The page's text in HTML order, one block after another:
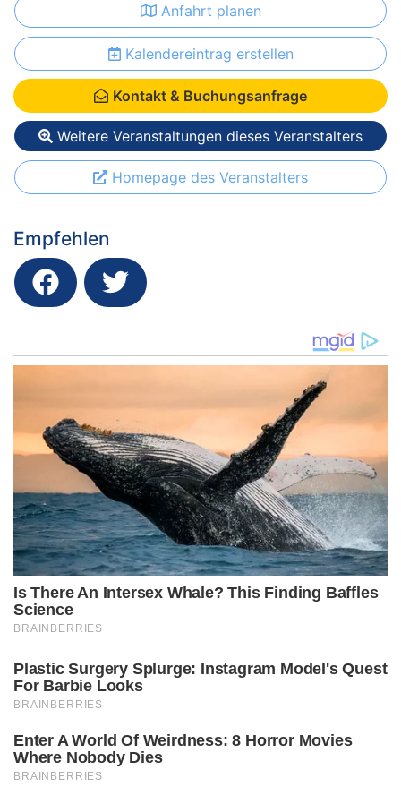
Anfahrt planen
Kalendereintrag erstellen
Kontakt & Buchungsanfrage
Weitere Veranstaltungen dieses Veranstalters
Homepage des Veranstalters
Empfehlen